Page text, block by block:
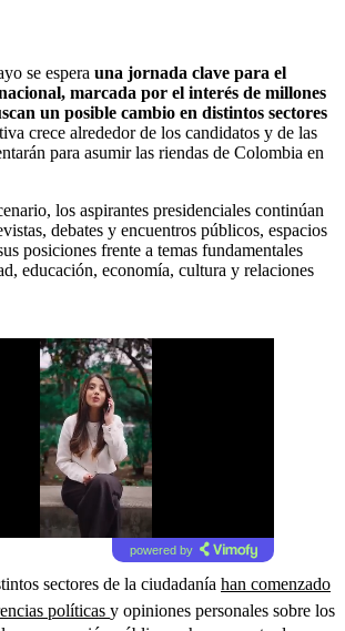
se espera una jornada clave para el
marcada por el interés de millones
un posible cambio en distintos sectores
crece alrededor de los candidatos y de las
para asumir las riendas de Colombia en
los aspirantes presidenciales continúan
debates y encuentros públicos, espacios
posiciones frente a temas fundamentales
educación, economía, cultura y relaciones
powered by
sectores de la ciudadanía han comenzado
políticas y opiniones personales sobre los